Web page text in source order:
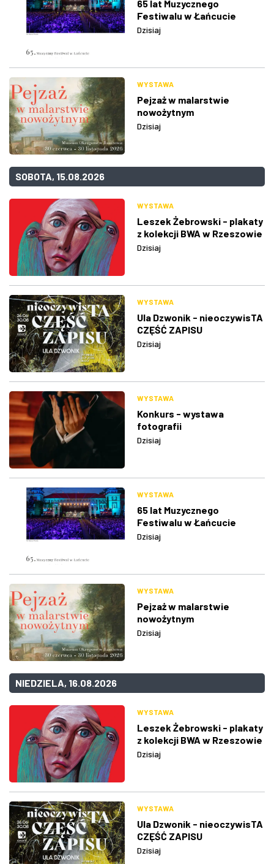
65 lat Muzycznego
Festiwalu w Łańcucie
Dzisiaj
WYSTAWA
Pejzaż w malarstwie
nowożytnym
Dzisiaj
SOBOTA, 15.08.2026
WYSTAWA
Leszek Żebrowski - plakaty
z kolekcji BWA w Rzeszowie
Dzisiaj
WYSTAWA
Ula Dzwonik - nieoczywisTA
CZĘŚĆ ZAPISU
Dzisiaj
WYSTAWA
Konkurs - wystawa
fotografii
Dzisiaj
WYSTAWA
65 lat Muzycznego
Festiwalu w Łańcucie
Dzisiaj
WYSTAWA
Pejzaż w malarstwie
nowożytnym
Dzisiaj
NIEDZIELA, 16.08.2026
WYSTAWA
Leszek Żebrowski - plakaty
z kolekcji BWA w Rzeszowie
Dzisiaj
WYSTAWA
Ula Dzwonik - nieoczywisTA
CZĘŚĆ ZAPISU
Dzisiaj